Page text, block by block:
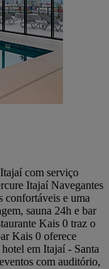
com serviço
Itajaí Navegantes
confortáveis e uma
sauna 24h e bar
Kais 0 traz o
Kais 0 oferece
em Itajaí - Santa
com auditório,